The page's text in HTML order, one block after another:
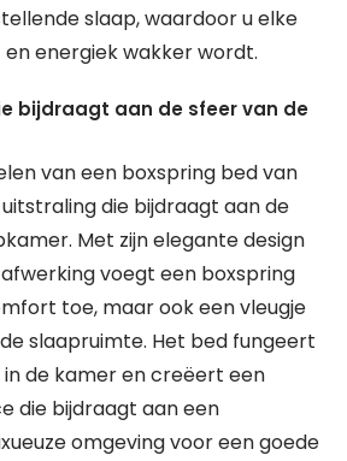
slaap, waardoor u elke
energiek wakker wordt.
bijdraagt aan de sfeer van de
van een boxspring bed van
uitstraling die bijdraagt aan de
Met zijn elegante design
voegt een boxspring
toe, maar ook een vleugje
slaapruimte. Het bed fungeert
de kamer en creëert een
die bijdraagt aan een
omgeving voor een goede